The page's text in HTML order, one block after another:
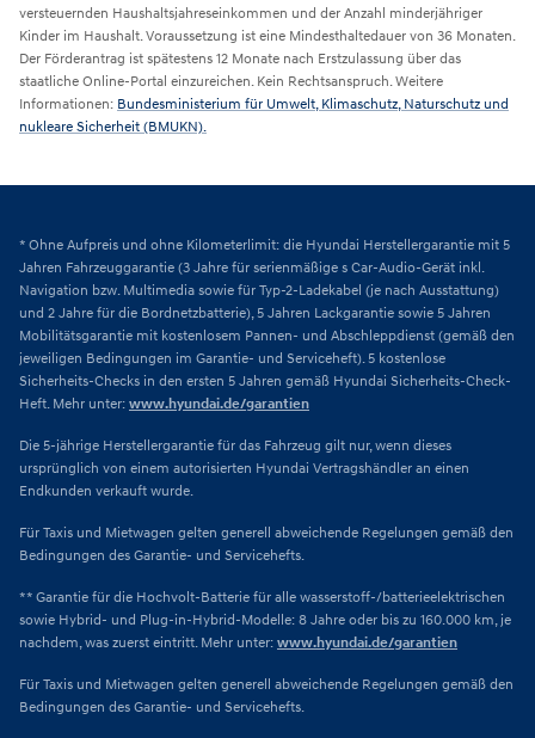
versteuernden Haushaltsjahreseinkommen und der Anzahl minderjähriger
Kinder im Haushalt. Voraussetzung ist eine Mindesthaltedauer von 36 Monaten.
Der Förderantrag ist spätestens 12 Monate nach Erstzulassung über das
staatliche Online-Portal einzureichen. Kein Rechtsanspruch. Weitere
Informationen: Bundesministerium für Umwelt, Klimaschutz, Naturschutz und
nukleare Sicherheit (BMUKN).
* Ohne Aufpreis und ohne Kilometerlimit: die Hyundai Herstellergarantie mit 5
Jahren Fahrzeuggarantie (3 Jahre für serienmäßige s Car-Audio-Gerät inkl.
Navigation bzw. Multimedia sowie für Typ-2-Ladekabel (je nach Ausstattung)
und 2 Jahre für die Bordnetzbatterie), 5 Jahren Lackgarantie sowie 5 Jahren
Mobilitätsgarantie mit kostenlosem Pannen- und Abschleppdienst (gemäß den
jeweiligen Bedingungen im Garantie- und Serviceheft). 5 kostenlose
Sicherheits-Checks in den ersten 5 Jahren gemäß Hyundai Sicherheits-Check-
Heft. Mehr unter: www.hyundai.de/garantien
Die 5-jährige Herstellergarantie für das Fahrzeug gilt nur, wenn dieses
ursprünglich von einem autorisierten Hyundai Vertragshändler an einen
Endkunden verkauft wurde.
Für Taxis und Mietwagen gelten generell abweichende Regelungen gemäß den
Bedingungen des Garantie- und Servicehefts.
** Garantie für die Hochvolt-Batterie für alle wasserstoff-/batterieelektrischen
sowie Hybrid- und Plug-in-Hybrid-Modelle: 8 Jahre oder bis zu 160.000 km, je
nachdem, was zuerst eintritt. Mehr unter: www.hyundai.de/garantien
Für Taxis und Mietwagen gelten generell abweichende Regelungen gemäß den
Bedingungen des Garantie- und Servicehefts.